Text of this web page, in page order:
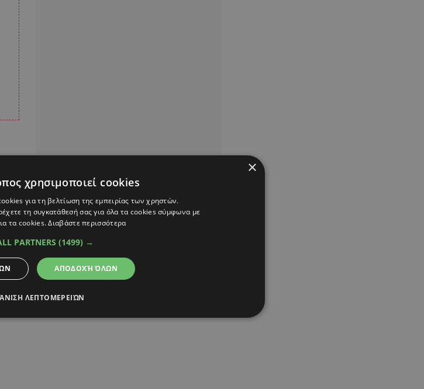
×
χρησιμοποιεί cookies
για τη βελτίωση της εμπειρίας των χρηστών.
τη συγκατάθεσή σας για όλα τα cookies σύμφωνα με
τα cookies.Διαβάστε περισσότερα
PARTNERS (1499) →
ΑΠΟΔΟΧΉ ΌΛΩΝ
ΛΕΠΤΟΜΕΡΕΙΏΝ